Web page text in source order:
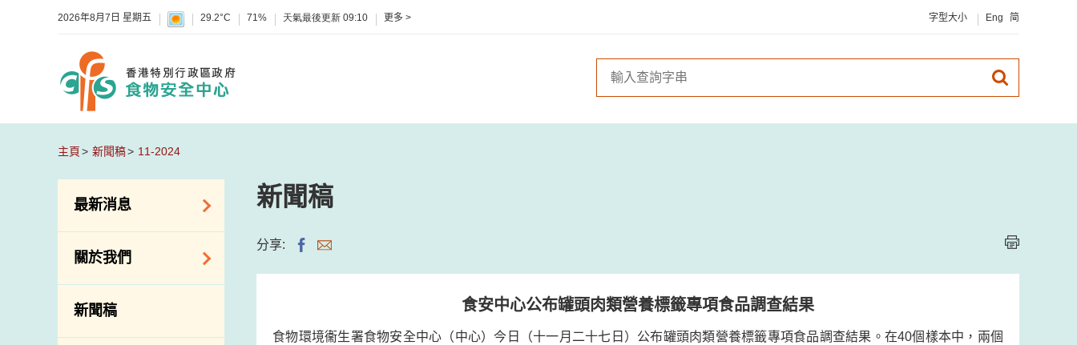
2026年8月7日 星期五 29.2°C 71% 天氣最後更新 09:10 更多 > 字型大小 Eng 简
主頁 新聞稿 11-2024
最新消息
食物警報 / 致敏物
警報
活動
關於我們
組織結構
新聞稿
新聞稿
分享:
食安中心公布罐頭肉類營養標籤專項食品調查結果
食物環境衞生署食物安全中心（中心）今日（十一月二十七日）公布罐頭肉類營養標籤專項食品調查結果。在40個樣本中，兩個